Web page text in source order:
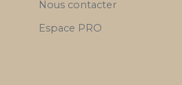
Nous contacter
Espace PRO